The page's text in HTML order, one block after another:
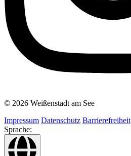
© 2026 Weißenstadt am See
Impressum Datenschutz Barrierefreiheit
Sprache: